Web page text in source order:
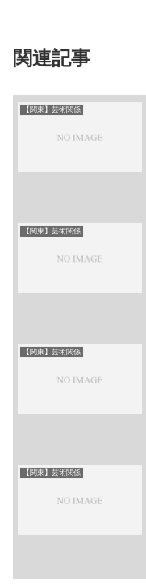
関連記事
【関東】芸術関係
【関東】芸術関係
【関東】芸術関係
【関東】芸術関係